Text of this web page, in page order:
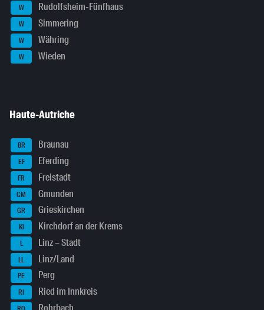
W Rudolfsheim-Fünfhaus
W Simmering
W Währing
W Wieden
Haute-Autriche
BR Braunau
EF Eferding
FR Freistadt
GM Gmunden
GR Grieskirchen
KI Kirchdorf an der Krems
L Linz – Stadt
LL Linz/Land
PE Perg
RI Ried im Innkreis